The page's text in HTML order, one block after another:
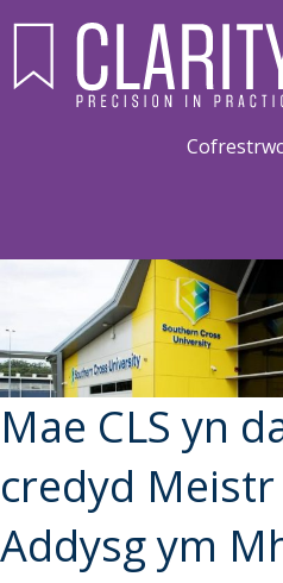
Mae CLS yn
credyd
Addysg ym